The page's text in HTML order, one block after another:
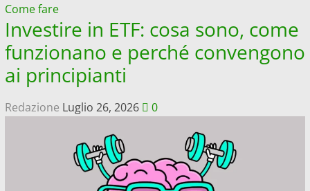
Come fare
Investire in ETF: cosa sono, come
funzionano e perché convengono
ai principianti
Redazione Luglio 26, 2026 0